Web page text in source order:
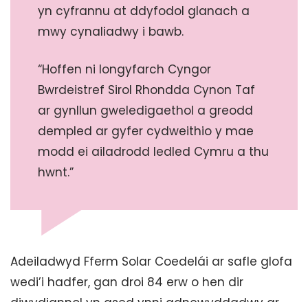
yn cyfrannu at ddyfodol glanach a
mwy cynaliadwy i bawb.
“Hoffen ni longyfarch Cyngor
Bwrdeistref Sirol Rhondda Cynon Taf
ar gynllun gweledigaethol a greodd
dempled ar gyfer cydweithio y mae
modd ei ailadrodd ledled Cymru a thu
hwnt.”
Adeiladwyd Fferm Solar Coedelái ar safle glofa
wedi’i hadfer, gan droi 84 erw o hen dir